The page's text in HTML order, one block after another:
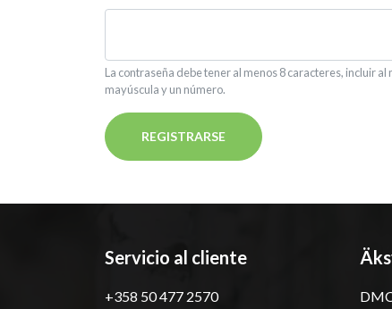
La contraseña debe tener al menos 8 caracteres, incluir
mayúscula y un número.
REGISTRARSE
Servicio al cliente
+358 50 477 2570